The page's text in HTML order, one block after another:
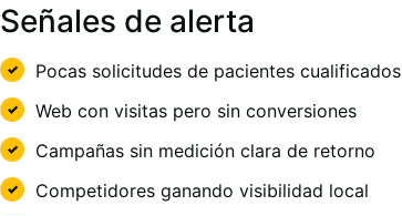
Señales de alerta
Pocas solicitudes de pacientes cualificados
Web con visitas pero sin conversiones
Campañas sin medición clara de retorno
Competidores ganando visibilidad local